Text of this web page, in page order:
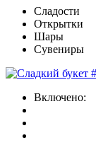
Сладости
Открытки
Шары
Сувениры
Включено: